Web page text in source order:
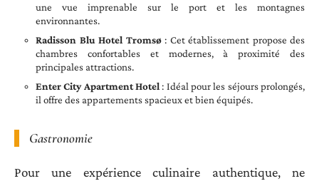
une vue imprenable sur le port et les montagnes
environnantes.
Radisson Blu Hotel Tromsø: Cet établissement propose des
chambres confortables et modernes, à proximité des
principales attractions.
Enter City Apartment Hotel: Idéal pour les séjours prolongés,
il offre des appartements spacieux et bien équipés.
Gastronomie
Pour une expérience culinaire authentique, ne